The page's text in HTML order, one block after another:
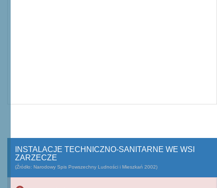
INSTALACJE TECHNICZNO-SANITARNE WE WSI
ZARZECZE
(Źródło: Narodowy Spis Powszechny Ludności i Mieszkań 2002)